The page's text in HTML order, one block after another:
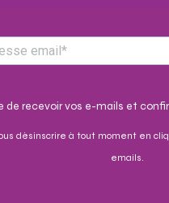
de recevoir vos e-mails et
désinscrire à tout moment en
emails.